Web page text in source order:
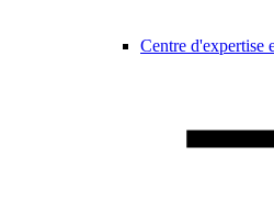
Centre d'expertise